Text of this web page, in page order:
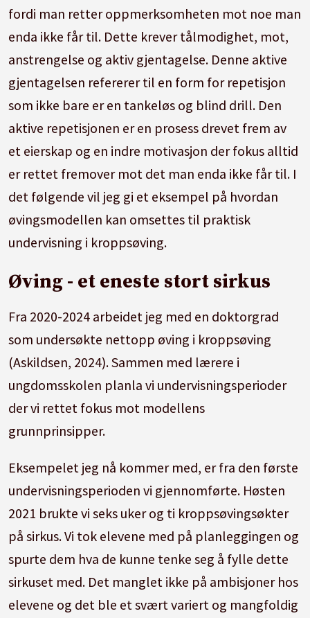
fordi man retter oppmerksomheten mot noe man
enda ikke får til. Dette krever tålmodighet, mot,
anstrengelse og aktiv gjentagelse. Denne aktive
gjentagelsen refererer til en form for repetisjon
som ikke bare er en tankeløs og blind drill. Den
aktive repetisjonen er en prosess drevet frem av
et eierskap og en indre motivasjon der fokus alltid
er rettet fremover mot det man enda ikke får til. I
det følgende vil jeg gi et eksempel på hvordan
øvingsmodellen kan omsettes til praktisk
undervisning i kroppsøving.
Øving - et eneste stort sirkus
Fra 2020-2024 arbeidet jeg med en doktorgrad
som undersøkte nettopp øving i kroppsøving
(Askildsen, 2024). Sammen med lærere i
ungdomsskolen planla vi undervisningsperioder
der vi rettet fokus mot modellens
grunnprinsipper.
Eksempelet jeg nå kommer med, er fra den første
undervisningsperioden vi gjennomførte. Høsten
2021 brukte vi seks uker og ti kroppsøvingsøkter
på sirkus. Vi tok elevene med på planleggingen og
spurte dem hva de kunne tenke seg å fylle dette
sirkuset med. Det manglet ikke på ambisjoner hos
elevene og det ble et svært variert og mangfoldig